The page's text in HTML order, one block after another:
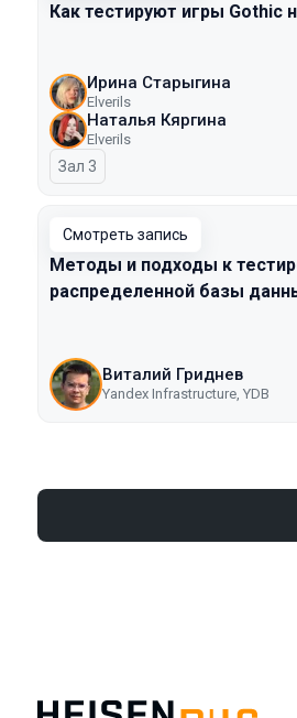
Как тестируют игры Gothic
Ирина Старыгина
Elverils
Наталья Кяргина
Elverils
Зал 3
Смотреть запись
Методы и подходы к
распределенной базы
Виталий Гриднев
Yandex Infrastructure, YDB